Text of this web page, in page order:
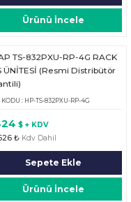
Ürünü İncele
TS-832PXU-RP-4G RACK
ÜNİTESİ (Resmi Distribütör
KODU : HP-TS-832PXU-RP-4G
$ + KDV
₺ Kdv Dahil
Sepete Ekle
Ürünü İncele